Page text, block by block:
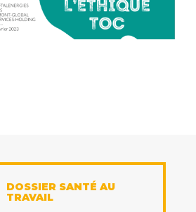
DOSSIER SANTÉ AU
TRAVAIL